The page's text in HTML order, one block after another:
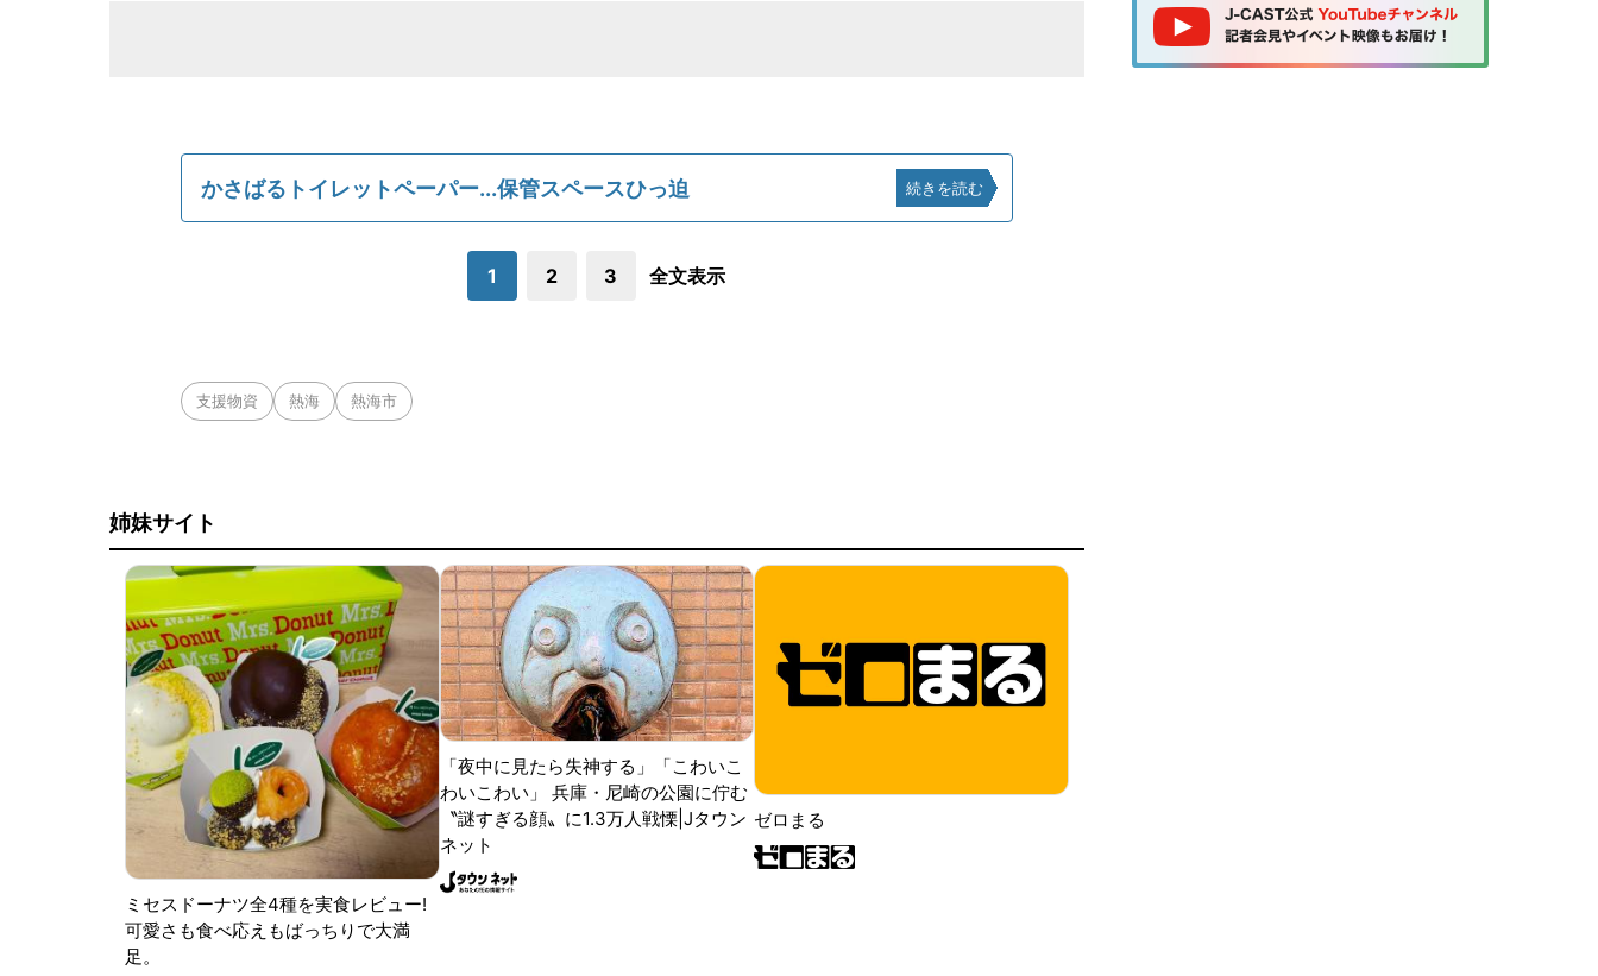
かさばるトイレットペーパー...保管スペースひっ迫 続きを読む
1 2 3 全文表示
支援物資 熱海 熱海市
姉妹サイト
ミセスドーナツ全4種を実食レビュー!
可愛さも食べ応えもばっちりで大満
足。
「夜中に見たら失神する」「こわいこ
わいこわい」 兵庫・尼崎の公園に佇む
〝謎すぎる顔〟に1.3万人戦慄|Jタウン
ネット
ゼロまる